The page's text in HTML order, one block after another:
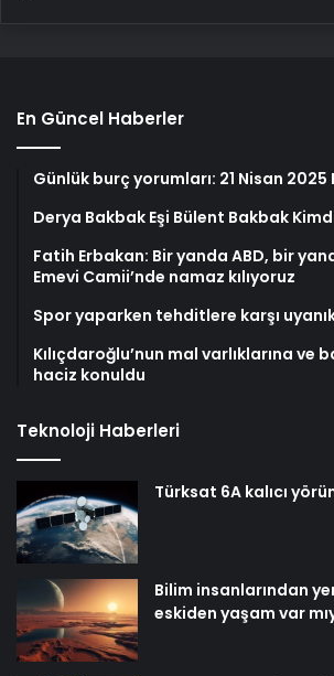
En Güncel Haberler
Günlük burç yorumları: 21 Nisan
Derya Bakbak Eşi Bülent Bakbak
Fatih Erbakan: Bir yanda ABD, bir
Emevi Camii’nde namaz kılıyoruz
Spor yaparken tehditlere karşı
Kılıçdaroğlu’nun mal varlıklarına ve
haciz konuldu
Teknoloji Haberleri
Türksat 6A kalıcı
Bilim insanlarından
eskiden yaşam var